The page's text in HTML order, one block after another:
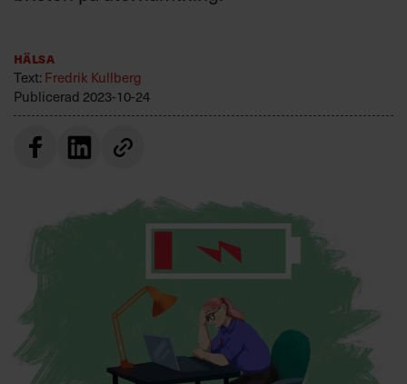
Logga in
Sök
efter:
Hälsa
Text:Fredrik Kullberg
Publicerad 2023-10-24